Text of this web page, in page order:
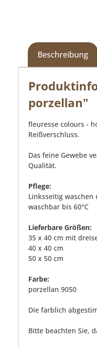
Beschreibung
porzellan"
fleuresse colours -
Reißverschluss.
Das feine Gewebe
Qualität.
Pflege:
Linksseitig
waschbar bis 60°C
Lieferbare Größen:
35 x 40 cm mit
40 x 40 cm
50 x 50 cm
Farbe:
porzellan 9050
Die farblich
Bitte beachten Sie,